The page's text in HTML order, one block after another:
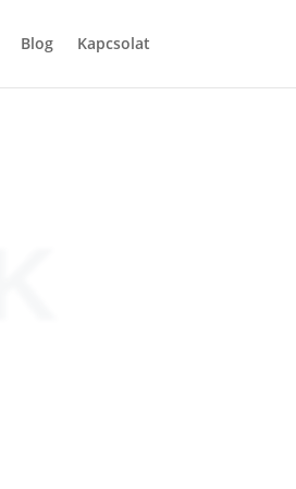
Blog Kapcsolat